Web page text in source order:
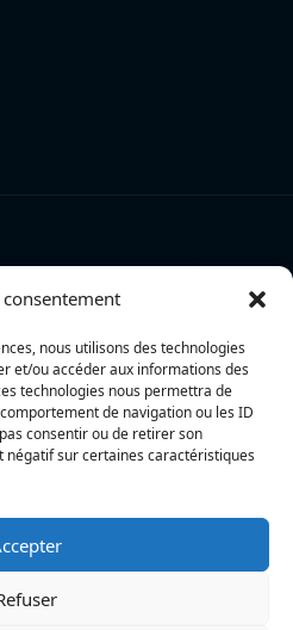
nous utilisons des technologies
et/ou accéder aux informations des
technologies nous permettra de
de navigation ou les ID
consentir ou de retirer son
sur certaines caractéristiques
: près de 20 m² de
privilégiée
boulangeries à La Rochelle
Ré, c’est un rêve qui se
arriver n’importe où » : La
viennent en aide à la
Rochelle et en Charente-
politique, culture et vie